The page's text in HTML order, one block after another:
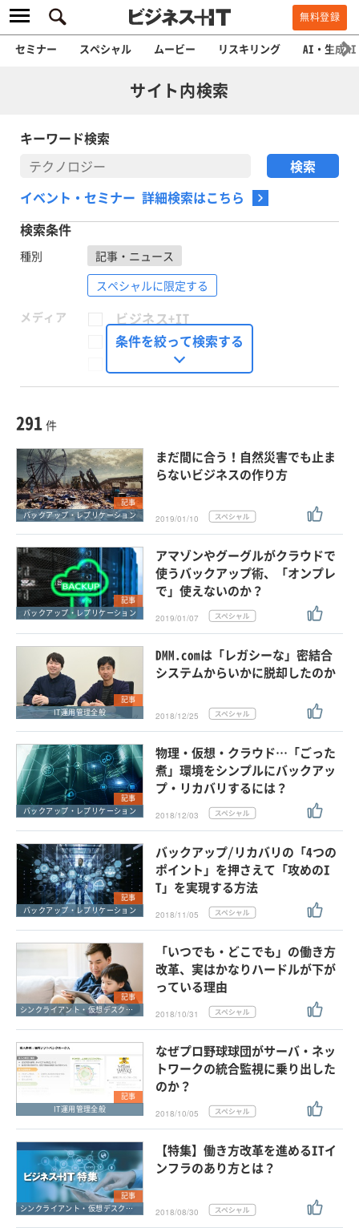
無料登録
セミナー スペシャル ムービー リスキリング AI・生成AI
サイト内検索
キーワード検索
イベント・セミナー 詳細検索はこちら
検索条件
種別
記事・ニュース
スペシャルに限定する
メディア
ビジネス+IT
FinTech Journal
Seizo Trend
外部ニュース
スペシャルに限定する
タグ
クリア この条件で検索する
条件を絞って検索する
291 件
記事
バックアップ・レプリケーション
まだ間に合う！自然災害でも止ま
らないビジネスの作り方
2019/01/10
記事
バックアップ・レプリケーション
アマゾンやグーグルがクラウドで
使うバックアップ術、「オンプレ
で」使えないのか？
2019/01/07
記事
IT運用管理全般
DMM.comは「レガシーな」密結合
システムからいかに脱却したのか
2018/12/25
記事
バックアップ・レプリケーション
物理・仮想・クラウド…「ごった
煮」環境をシンプルにバックアッ
プ・リカバリするには？
2018/12/03
記事
バックアップ・レプリケーション
バックアップ/リカバリの「4つの
ポイント」を押さえて「攻めのI
T」を実現する方法
2018/11/05
記事
シンクライアント・仮想デスクトップ
「いつでも・どこでも」の働き方
改革、実はかなりハードルが下が
っている理由
2018/10/31
記事
IT運用管理全般
なぜプロ野球球団がサーバ・ネッ
トワークの統合監視に乗り出した
のか？
2018/10/05
記事
シンクライアント・仮想デスクトップ
【特集】働き方改革を進めるITイ
ンフラのあり方とは？
2018/08/30